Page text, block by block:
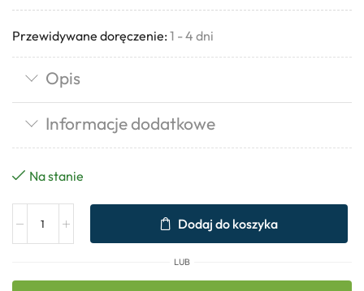
Przewidywane doręczenie: 1 - 4 dni
Opis
Informacje dodatkowe
Na stanie
Dodaj do koszyka
LUB